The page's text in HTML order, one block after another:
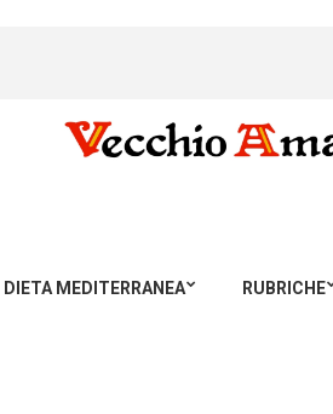
DIETA MEDITERRANEA RUBRICHE